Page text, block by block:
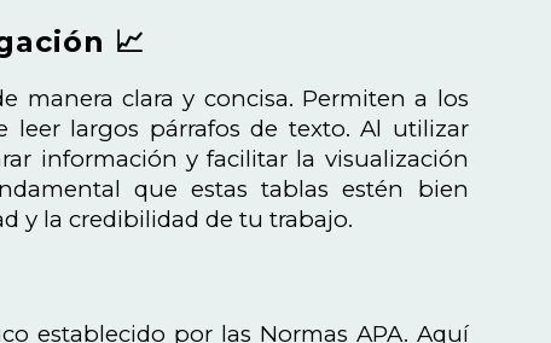
📈
manera clara y concisa. Permiten a los
largos párrafos de texto. Al utilizar
información y facilitar la visualización
que estas tablas estén bien
y la credibilidad de tu trabajo.
establecido por las Normas APA. Aquí